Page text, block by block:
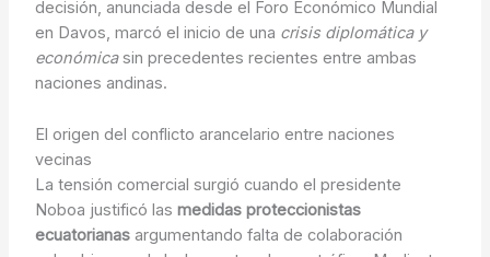
decisión, anunciada desde el Foro Económico Mundial
en Davos, marcó el inicio de una crisis diplomática y
económicasin precedentes recientes entre ambas
naciones andinas.
El origen del conflicto arancelario entre naciones
vecinas
La tensión comercial surgió cuando el presidente
Noboa justificó las medidas proteccionistas
ecuatorianasargumentando falta de colaboración